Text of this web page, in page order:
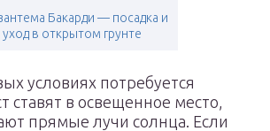
Бакарди — посадка и
уход в открытом грунте
условиях потребуется
ставят в освещенное место,
прямые лучи солнца. Если